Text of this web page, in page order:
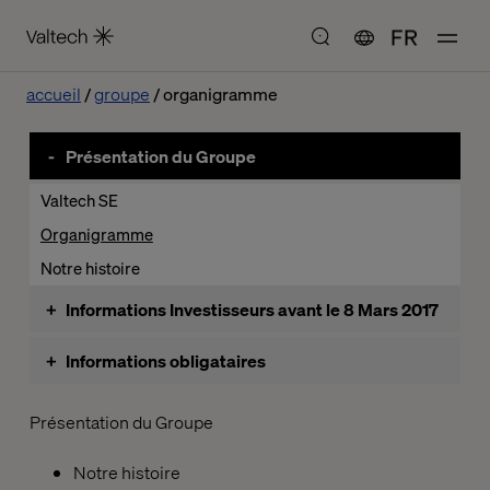
FR
accueil groupe organigramme
- Présentation du Groupe
Valtech SE
Organigramme
Notre histoire
+ Informations Investisseurs avant le 8 Mars 2017
Informations Investisseurs avant le 8 Mars 2017
Informations réglementées
Avis financiers
+ Informations obligataires
Assemblées générales
Autres informations
Présentation du Groupe
Notre histoire